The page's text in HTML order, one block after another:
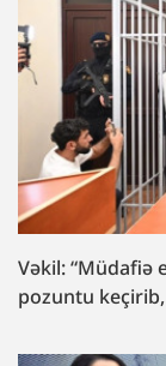
Vəkil: “Müdafiə
pozuntu